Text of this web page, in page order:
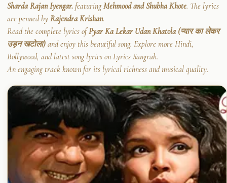
Sharda Rajan Iyengar. featuringMehmood and Shubha Khote. The lyrics
are penned by Rajendra Krishan.
Read the complete lyrics ofPyar Ka Lekar Udan Khatola (प्यार का लेकर
उड़न खटोला) and enjoy this beautiful song. Explore more Hindi,
Bollywood, and latest song lyrics on Lyrics Sangrah.
An engaging track known for its lyrical richness and musical quality.